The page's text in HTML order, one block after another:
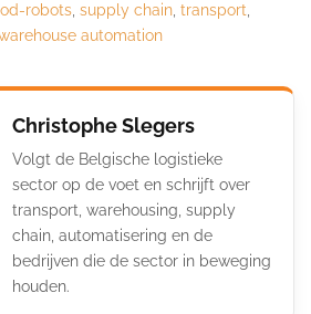
robots supply chain transport
automation
Christophe Slegers
Volgt de Belgische logistieke
sector op de voet en schrijft over
transport, warehousing, supply
chain, automatisering en de
bedrijven die de sector in beweging
houden.